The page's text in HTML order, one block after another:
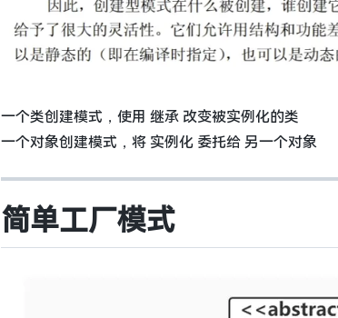
一个类创建模式，使用 继承 改变被实例化的类
一个对象创建模式，将 实例化 委托给 另一个对象
简单工厂模式